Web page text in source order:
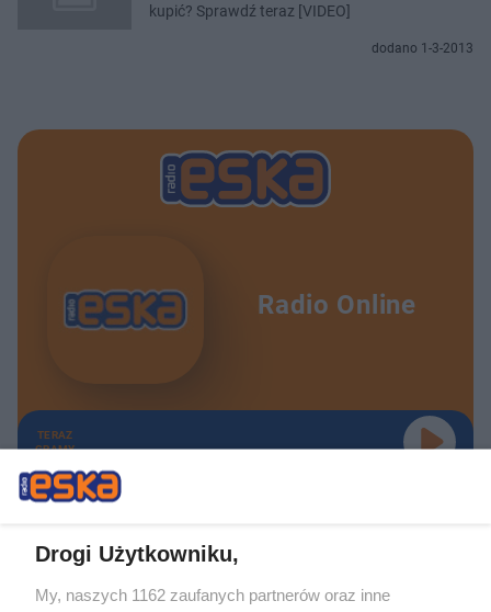
kupić? Sprawdź teraz [VIDEO]
dodano 1-3-2013
Radio Online
TERAZ
GRAMY
Żaden utwór zamieszczony w serwisie nie może być powielany i
Drogi Użytkowniku,
My, naszych 1162 zaufanych partnerów oraz inne